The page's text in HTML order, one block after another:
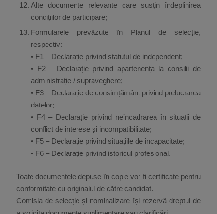
Alte documente relevante care susțin îndeplinirea
condițiilor de participare;
Formularele prevăzute în Planul de selecție,
respectiv:
• F1 – Declarație privind statutul de independent;
• F2 – Declarație privind apartenența la consilii de
administrație / supraveghere;
• F3 – Declarație de consimțământ privind prelucrarea
datelor;
• F4 – Declarație privind neîncadrarea în situații de
conflict de interese și incompatibilitate;
• F5 – Declarație privind situațiile de incapacitate;
• F6 – Declarație privind istoricul profesional.
Toate documentele depuse în copie vor fi certificate pentru
conformitate cu originalul de către candidat.
Comisia de selecție și nominalizare își rezervă dreptul de